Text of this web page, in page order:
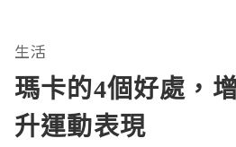
生活
瑪卡的4個好處，
升運動表現